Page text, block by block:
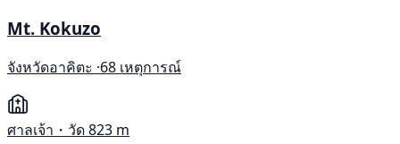
Mt. Kokuzo
จังหวัดอาคิตะ ·68 เหตุการณ์
ศาลเจ้า・วัด823 m